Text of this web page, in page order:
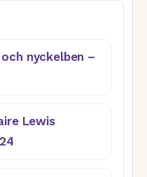
nyckelben –
Lewis